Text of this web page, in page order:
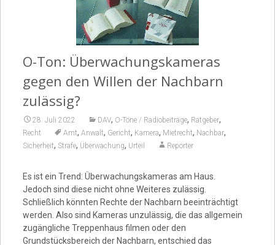
O-Ton: Überwachungskameras
gegen den Willen der Nachbarn
zulässig?
28. Juli 2022 DAV, O-Töne / Radiobeiträge, Ratgeber,
Recht Amt, Anwalt, Gericht, Kamera, Mietrecht, Nachbar,
Sicherheit, Strafe, Überwachung, Urteil Reporter
Es ist ein Trend: Überwachungskameras am Haus.
Jedoch sind diese nicht ohne Weiteres zulässig.
Schließlich könnten Rechte der Nachbarn beeinträchtigt
werden. Also sind Kameras unzulässig, die das allgemein
zugängliche Treppenhaus filmen oder den
Grundstücksbereich der Nachbarn, entschied das